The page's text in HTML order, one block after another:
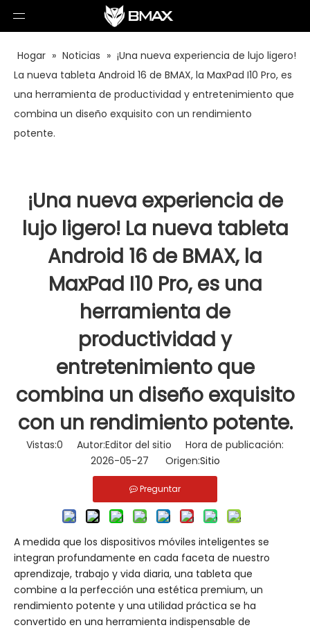
Hogar » Noticias » ¡Una nueva experiencia de lujo ligero!
La nueva tableta Android 16 de BMAX, la MaxPad I10 Pro, es
una herramienta de productividad y entretenimiento que
combina un diseño exquisito con un rendimiento
potente.
¡Una nueva experiencia de
lujo ligero! La nueva tableta
Android 16 de BMAX, la
MaxPad I10 Pro, es una
herramienta de
productividad y
entretenimiento que
combina un diseño exquisito
con un rendimiento potente.
Vistas:0 Autor:Editor del sitio Hora de publicación:
2026-05-27 Origen:Sitio
Preguntar
A medida que los dispositivos móviles inteligentes se
integran profundamente en cada faceta de nuestro
aprendizaje, trabajo y vida diaria, una tableta que
combine a la perfección una estética premium, un
rendimiento potente y una utilidad práctica se ha
convertido en una herramienta indispensable de